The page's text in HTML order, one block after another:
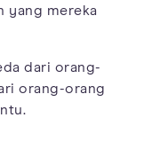
yang mereka
dari orang-
orang-orang